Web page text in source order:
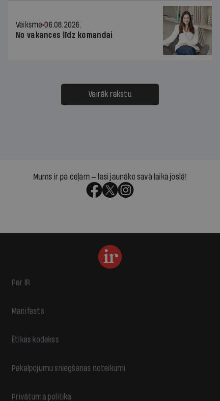
Veiksme 06.08.2026.
No vakances līdz komandai
Vairāk rakstu
Mums ir pa ceļam — lasi jaunāko savā laika joslā!
Par IR
Manifests
Ētikas kodekss
Pakalpojumu sniegšanas noteikumi
Privātuma politika